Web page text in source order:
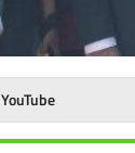
YouTube